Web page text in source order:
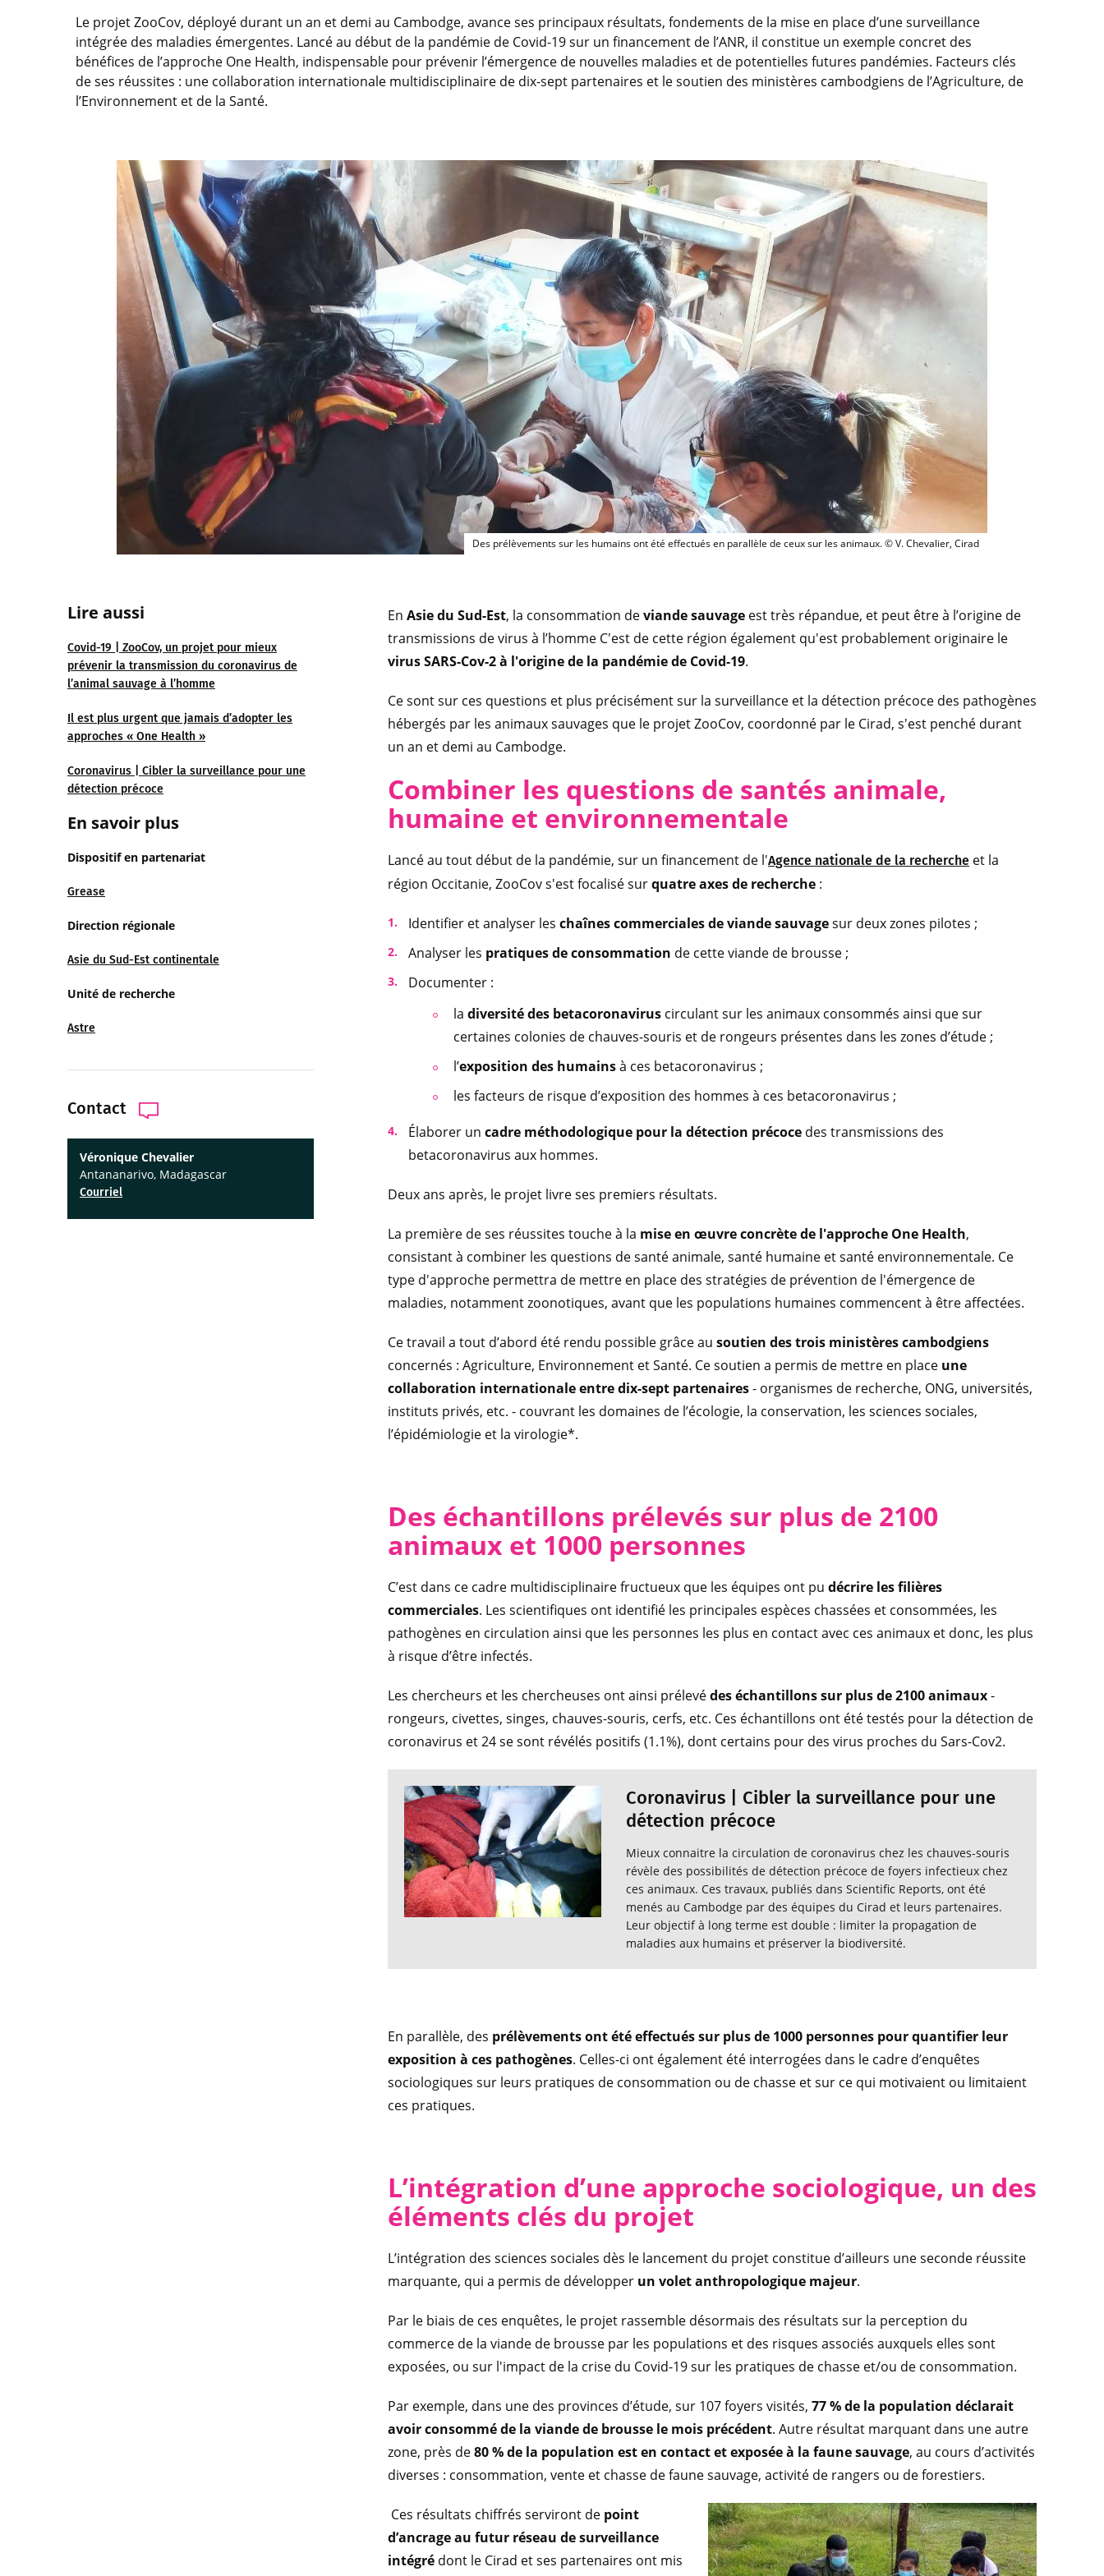
Le projet ZooCov, déployé durant un an et demi au Cambodge, avance ses principaux résultats, fondements de la mise en place d’une surveillance
intégrée des maladies émergentes. Lancé au début de la pandémie de Covid-19 sur un financement de l’ANR, il constitue un exemple concret des
bénéfices de l’approche One Health, indispensable pour prévenir l’émergence de nouvelles maladies et de potentielles futures pandémies. Facteurs clés
de ses réussites : une collaboration internationale multidisciplinaire de dix-sept partenaires et le soutien des ministères cambodgiens de l’Agriculture, de
l’Environnement et de la Santé.
Des prélèvements sur les humains ont été effectués en parallèle de ceux sur les
Des prélèvements sur les humains ont été effectués en parallèle de ceux sur les animaux. © V. Chevalier, Cirad
Lire aussi
Covid-19 | ZooCov, un projet pour mieux
prévenir la transmission du coronavirus de
l’animal sauvage à l’homme
Il est plus urgent que jamais d’adopter les
approches « One Health »
Coronavirus | Cibler la surveillance pour une
détection précoce
En savoir plus
Dispositif en partenariat
Grease
Direction régionale
Asie du Sud-Est continentale
Unité de recherche
Astre
Contact
Véronique Chevalier
Antananarivo, Madagascar
Courriel
En Asie du Sud-Est, la consommation deviande sauvage est très répandue, et peut être à l’origine de
transmissions de virus à l’homme C'est de cette région également qu'est probablement originaire le
virus SARS-Cov-2 à l'origine de la pandémie de Covid-19.
Ce sont sur ces questions et plus précisément sur la surveillance et la détection précoce des pathogènes
hébergés par les animaux sauvages que le projet ZooCov, coordonné par le Cirad, s'est penché durant
un an et demi au Cambodge.
Combiner les questions de santés animale,
humaine et environnementale
Lancé au tout début de la pandémie, sur un financement de l'Agence nationale de la recherche et la
région Occitanie, ZooCov s'est focalisé surquatre axes de recherche :
Identifier et analyser les chaînes commerciales de viande sauvagesur deux zones pilotes ;
Analyser les pratiques de consommation de cette viande de brousse ;
Documenter :
la diversité des betacoronavirus circulant sur les animaux consommés ainsi que sur
certaines colonies de chauves-souris et de rongeurs présentes dans les zones d’étude ;
l’exposition des humainsà ces betacoronavirus ;
les facteurs de risque d’exposition des hommes à ces betacoronavirus ;
Élaborer un cadre méthodologique pour la détection précoce des transmissions des
betacoronavirus aux hommes.
Deux ans après, le projet livre ses premiers résultats.
La première de ses réussites touche à la mise en œuvre concrète de l'approche One Health,
consistant à combiner les questions de santé animale, santé humaine et santé environnementale. Ce
type d'approche permettra de mettre en place des stratégies de prévention de l'émergence de
maladies, notamment zoonotiques, avant que les populations humaines commencent à être affectées.
Ce travail a tout d’abord été rendu possible grâce au soutien des trois ministères cambodgiens
concernés : Agriculture, Environnement et Santé. Ce soutien a permis de mettre en place une
collaboration internationale entre dix-sept partenaires- organismes de recherche, ONG, universités,
instituts privés, etc. - couvrant les domaines de l’écologie, la conservation, les sciences sociales,
l’épidémiologie et la virologie*.
Des échantillons prélevés sur plus de 2100
animaux et 1000 personnes
C’est dans ce cadre multidisciplinaire fructueux que les équipes ont pu décrire les filières
commerciales. Les scientifiques ont identifié les principales espèces chassées et consommées, les
pathogènes en circulation ainsi que les personnes les plus en contact avec ces animaux et donc, les plus
à risque d’être infectés.
Les chercheurs et les chercheuses ont ainsi prélevédes échantillons sur plus de 2100 animaux-
rongeurs, civettes, singes, chauves-souris, cerfs, etc. Ces échantillons ont été testés pour la détection de
coronavirus et 24 se sont révélés positifs (1.1%), dont certains pour des virus proches du Sars-Cov2.
Coronavirus | Cibler la surveillance pour une
détection précoce
Mieux connaitre la circulation de coronavirus chez les chauves-souris
révèle des possibilités de détection précoce de foyers infectieux chez
ces animaux. Ces travaux, publiés dans Scientific Reports, ont été
menés au Cambodge par des équipes du Cirad et leurs partenaires.
Leur objectif à long terme est double : limiter la propagation de
maladies aux humains et préserver la biodiversité.
En parallèle, des prélèvements ont été effectués sur plus de 1000 personnes pour quantifier leur
exposition à ces pathogènes. Celles-ci ont également été interrogées dans le cadre d’enquêtes
sociologiques sur leurs pratiques de consommation ou de chasse et sur ce qui motivaient ou limitaient
ces pratiques.
L’intégration d’une approche sociologique, un des
éléments clés du projet
L’intégration des sciences sociales dès le lancement du projet constitue d’ailleurs une seconde réussite
marquante, qui a permis de développer un volet anthropologique majeur.
Par le biais de ces enquêtes, le projet rassemble désormais des résultats sur la perception du
commerce de la viande de brousse par les populations et des risques associés auxquels elles sont
exposées, ou sur l'impact de la crise du Covid-19 sur les pratiques de chasse et/ou de consommation.
Par exemple, dans une des provinces d’étude, sur 107 foyers visités, 77 % de la population déclarait
avoir consommé de la viande de brousse le mois précédent. Autre résultat marquant dans une autre
zone, près de80 % de la population est en contact et exposée à la faune sauvage, au cours d’activités
diverses : consommation, vente et chasse de faune sauvage, activité de rangers ou de forestiers.
Ces résultats chiffrés serviront de point
d’ancrage au futur réseau de surveillance
intégré dont le Cirad et ses partenaires ont mis